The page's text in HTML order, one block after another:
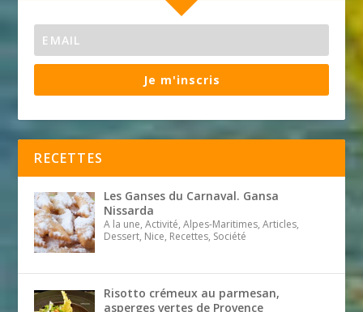
Je m'inscris
RECETTES
Les Ganses du Carnaval. Gansa
Nissarda
A la une, Activité, Alpes-Maritimes, Articles,
Dessert, Nice, Recettes, Société
Risotto crémeux au parmesan,
asperges vertes de Provence